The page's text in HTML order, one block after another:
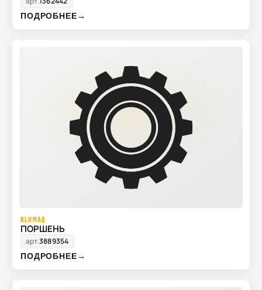
ПОДРОБНЕЕ→
BLUMAQ
ПОРШЕНЬ
арт.3889354
ПОДРОБНЕЕ→